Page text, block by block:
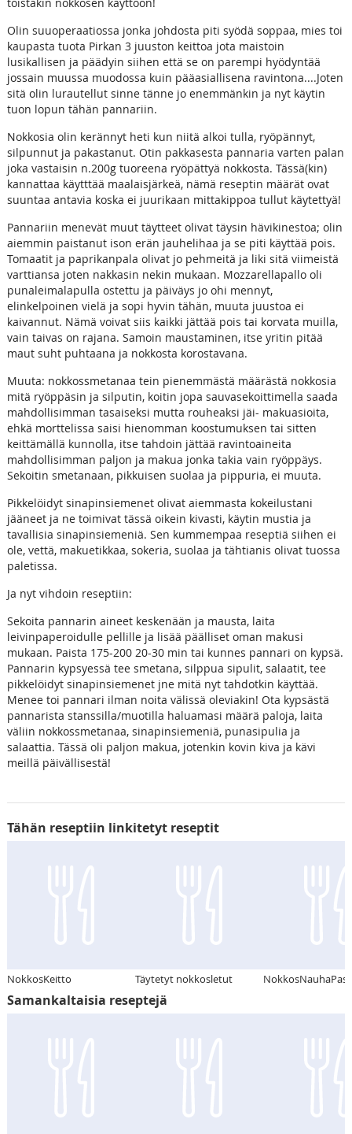
Olin suuoperaatiossa jonka johdosta piti syödä soppaa, mies toi
kaupasta tuota Pirkan 3 juuston keittoa jota maistoin
lusikallisen ja päädyin siihen että se on parempi hyödyntää
jossain muussa muodossa kuin pääasiallisena ravintona....Joten
sitä olin lurautellut sinne tänne jo enemmänkin ja nyt käytin
tuon lopun tähän pannariin.
Nokkosia olin kerännyt heti kun niitä alkoi tulla, ryöpännyt,
silpunnut ja pakastanut. Otin pakkasesta pannaria varten palan
joka vastaisin n.200g tuoreena ryöpättyä nokkosta. Tässä(kin)
kannattaa käytttää maalaisjärkeä, nämä reseptin määrät ovat
suuntaa antavia koska ei juurikaan mittakippoa tullut käytettyä!
Pannariin menevät muut täytteet olivat täysin hävikinestoa; olin
aiemmin paistanut ison erän jauhelihaa ja se piti käyttää pois.
Tomaatit ja paprikanpala olivat jo pehmeitä ja liki sitä viimeistä
varttiansa joten nakkasin nekin mukaan. Mozzarellapallo oli
punaleimalapulla ostettu ja päiväys jo ohi mennyt,
elinkelpoinen vielä ja sopi hyvin tähän, muuta juustoa ei
kaivannut. Nämä voivat siis kaikki jättää pois tai korvata muilla,
vain taivas on rajana. Samoin maustaminen, itse yritin pitää
maut suht puhtaana ja nokkosta korostavana.
Muuta: nokkossmetanaa tein pienemmästä määrästä nokkosia
mitä ryöppäsin ja silputin, koitin jopa sauvasekoittimella saada
mahdollisimman tasaiseksi mutta rouheaksi jäi- makuasioita,
ehkä morttelissa saisi hienomman koostumuksen tai sitten
keittämällä kunnolla, itse tahdoin jättää ravintoaineita
mahdollisimman paljon ja makua jonka takia vain ryöppäys.
Sekoitin smetanaan, pikkuisen suolaa ja pippuria, ei muuta.
Pikkelöidyt sinapinsiemenet olivat aiemmasta kokeilustani
jääneet ja ne toimivat tässä oikein kivasti, käytin mustia ja
tavallisia sinapinsiemeniä. Sen kummempaa reseptiä siihen ei
ole, vettä, makuetikkaa, sokeria, suolaa ja tähtianis olivat tuossa
paletissa.
Ja nyt vihdoin reseptiin:
Sekoita pannarin aineet keskenään ja mausta, laita
leivinpaperoidulle pellille ja lisää päälliset oman makusi
mukaan. Paista 175-200 20-30 min tai kunnes pannari on kypsä.
Pannarin kypsyessä tee smetana, silppua sipulit, salaatit, tee
pikkelöidyt sinapinsiemenet jne mitä nyt tahdotkin käyttää.
Menee toi pannari ilman noita välissä oleviakin! Ota kypsästä
pannarista stanssilla/muotilla haluamasi määrä paloja, laita
väliin nokkossmetanaa, sinapinsiemeniä, punasipulia ja
salaattia. Tässä oli paljon makua, jotenkin kovin kiva ja kävi
meillä päivällisestä!
Tähän reseptiin linkitetyt reseptit
NokkosKeitto Täytetyt nokkosletut
Samankaltaisia reseptejä